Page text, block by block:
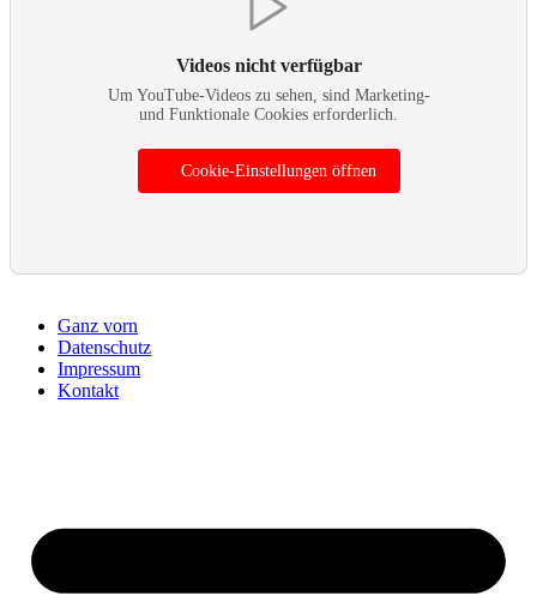
Videos nicht verfügbar
Um YouTube-Videos zu sehen, sind Marketing-
und Funktionale Cookies erforderlich.
Cookie-Einstellungen öffnen
Ganz vorn
Datenschutz
Impressum
Kontakt